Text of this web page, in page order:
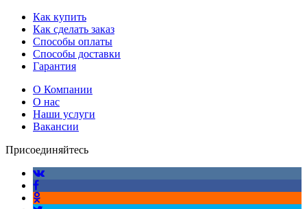
Как купить
Как сделать заказ
Способы оплаты
Способы доставки
Гарантия
О Компании
О нас
Наши услуги
Вакансии
Присоединяйтесь